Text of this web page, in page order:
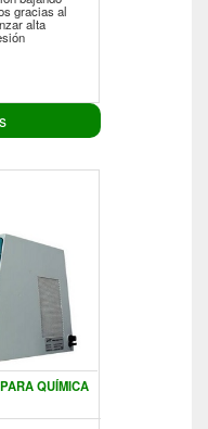
gracias al
alta
QUÍMICA